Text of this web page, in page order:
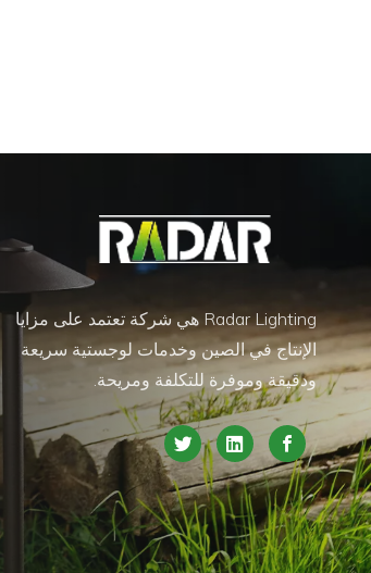
Radar Lighting هي شركة تعتمد على مزايا
الإنتاج في الصين وخدمات لوجستية سريعة
ودقيقة وموفرة للتكلفة ومريحة.